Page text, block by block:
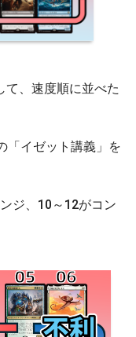
て、速度順に並べた
「イゼット講義」を
ジ、10～12がコン